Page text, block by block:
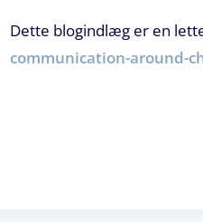
Dette blogindlæg er en
communication-around-